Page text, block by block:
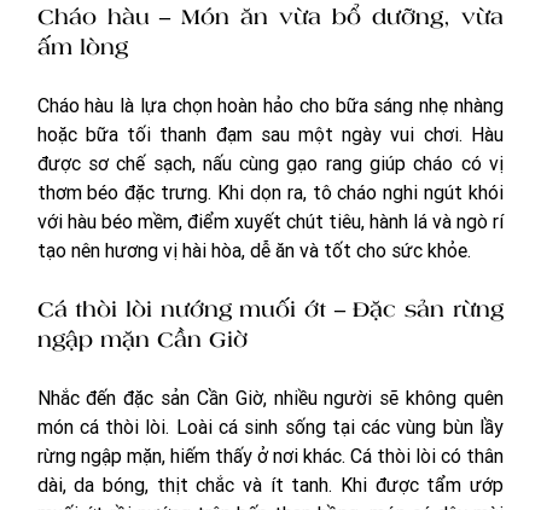
Cháo hàu – Món ăn vừa bổ dưỡng, vừa
ấm lòng
Cháo hàu là lựa chọn hoàn hảo cho bữa sáng nhẹ nhàng
hoặc bữa tối thanh đạm sau một ngày vui chơi. Hàu
được sơ chế sạch, nấu cùng gạo rang giúp cháo có vị
thơm béo đặc trưng. Khi dọn ra, tô cháo nghi ngút khói
với hàu béo mềm, điểm xuyết chút tiêu, hành lá và ngò rí
tạo nên hương vị hài hòa, dễ ăn và tốt cho sức khỏe.
Cá thòi lòi nướng muối ớt – Đặc sản rừng
ngập mặn Cần Giờ
Nhắc đến đặc sản Cần Giờ, nhiều người sẽ không quên
món cá thòi lòi. Loài cá sinh sống tại các vùng bùn lầy
rừng ngập mặn, hiếm thấy ở nơi khác. Cá thòi lòi có thân
dài, da bóng, thịt chắc và ít tanh. Khi được tẩm ướp